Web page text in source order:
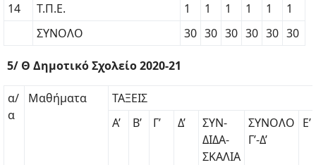
14
Τ.Π.Ε. 1 1 1 1 1
1
ΣΥΝΟΛΟ
30 30 30 30 30 30
5/ Θ Δημοτικό Σχολείο 2020-21
α/
α
Μαθήματα
ΤΑΞΕΙΣ
Α’
Β’ Γ’ Δ’
ΣΥΝ-
ΔΙΔΑ-
ΣΚΑΛΙΑ
ΣΥΝΟΛΟ
Γ’-Δ’
Ε’